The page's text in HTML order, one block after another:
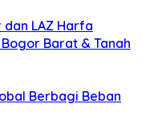
LAZ Harfa
Barat & Tanah
Berbagi Beban